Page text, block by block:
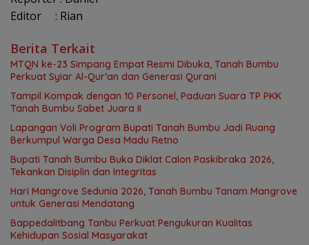
Editor : Rian
Berita Terkait
MTQN ke-23 Simpang Empat Resmi Dibuka, Tanah Bumbu
Perkuat Syiar Al-Qur’an dan Generasi Qurani
Tampil Kompak dengan 10 Personel, Paduan Suara TP PKK
Tanah Bumbu Sabet Juara II
Lapangan Voli Program Bupati Tanah Bumbu Jadi Ruang
Berkumpul Warga Desa Madu Retno
Bupati Tanah Bumbu Buka Diklat Calon Paskibraka 2026,
Tekankan Disiplin dan Integritas
Hari Mangrove Sedunia 2026, Tanah Bumbu Tanam Mangrove
untuk Generasi Mendatang
Bappedalitbang Tanbu Perkuat Pengukuran Kualitas
Kehidupan Sosial Masyarakat